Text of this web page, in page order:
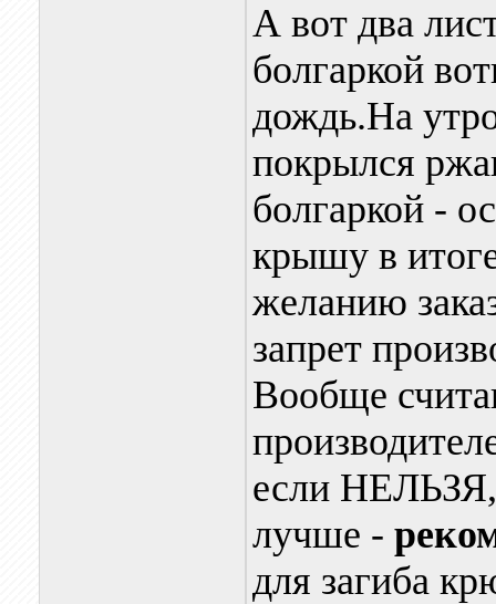
А вот два
болгаркой
дождь.На
покрылся
болгаркой -
крышу в
желанию
запрет
Вообще
если
лучше -
для загиба